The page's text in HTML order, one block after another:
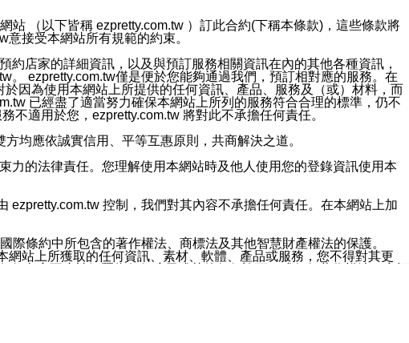
能依照該資料或電子郵件所指示之方法、說明或功能連結，隨時
條件者，將可收到通知型訊息。
（以下皆稱 ezpretty.com.tw ）訂此合約(下稱本條款)，這些條款將
接受本網站所有規範的約束。
店家的詳細資訊，以及與預訂服務相關資訊在內的其他各種資訊，
ezpretty.com.tw僅是便於您能夠通過我們，預訂相對應的服務。在
因為使用本網站上所提供的任何資訊、產品、服務及（或）材料，而
已經盡了適當努力確保本網站上所列的服務符合合理的標準，仍不
適用於您，ezpretty.com.tw 將對此不承擔任何責任。
均應依誠實信用、平等互惠原則，共商解決之道。
力的法律責任。您理解使用本網站時及他人使用您的登錄資訊使用本
控制，我們對其內容不承擔任何責任。在本網站上加
條約中所包含的著作權法、商標法及其他智慧財產權法的保護。
站上所獲取的任何資訊、素材、軟體、產品或服務，您不得對其更